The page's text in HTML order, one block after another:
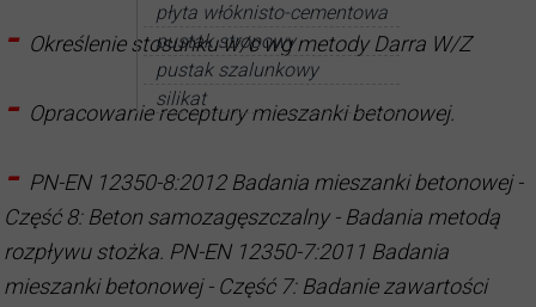
płyta włóknisto-cementowa
pustak stropowy
pustak szalunkowy
silikat
- Określenie stosunku w/c wg metody Darra W/Z
- Opracowanie receptury mieszanki betonowej.
- PN-EN 12350-8:2012 Badania mieszanki betonowej -
Część 8: Beton samozagęszczalny - Badania metodą
rozpływu stożka. PN-EN 12350-7:2011 Badania
mieszanki betonowej - Część 7: Badanie zawartości